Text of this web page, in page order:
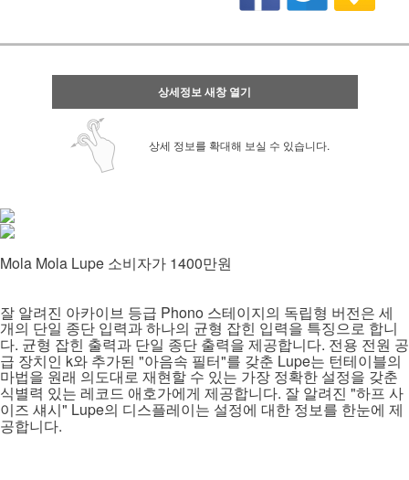
상세정보 새창 열기
상세 정보를 확대해 보실 수 있습니다.
Mola Mola Lupe 소비자가 1400만원
잘 알려진 아카이브 등급 Phono 스테이지의 독립형 버전은 세
개의 단일 종단 입력과 하나의 균형 잡힌 입력을 특징으로 합니
다. 균형 잡힌 출력과 단일 종단 출력을 제공합니다. 전용 전원 공
급 장치인 k와 추가된 "아음속 필터"를 갖춘 Lupe는 턴테이블의
마법을 원래 의도대로 재현할 수 있는 가장 정확한 설정을 갖춘
식별력 있는 레코드 애호가에게 제공합니다. 잘 알려진 "하프 사
이즈 섀시 " Lupe의 디스플레이는 설정에 대한 정보를 한눈에 제
공합니다.